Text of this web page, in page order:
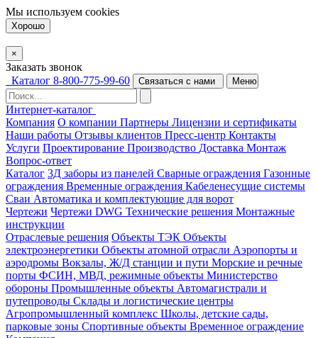
Мы используем cookies
Хорошо
×
Заказать звонок
Каталог 8-800-775-99-60 Связаться с нами Меню
Интернет-каталог
Компания О компании Партнеры Лицензии и сертификаты
Наши работы Отзывы клиентов Пресс-центр Контакты
Услуги Проектирование Производство Доставка Монтаж
Вопрос-ответ
Каталог 3Д заборы из панелей Сварные ограждения Газонные
ограждения Временные ограждения Кабеленесущие системы
Cваи Автоматика и комплектующие для ворот
Чертежи Чертежи DWG Технические решения Монтажные
инструкции
Отраслевые решения Объекты ТЭК Объекты
электроэнергетики Объекты атомной отрасли Аэропорты и
аэродромы Вокзалы, Ж/Д станции и пути Морские и речные
порты ФСИН, МВД, режимные объекты Министерство
обороны Промышленные объекты Автомагистрали и
путепроводы Склады и логистические центры
Агропромышленный комплекс Школы, детские сады,
парковые зоны Спортивные объекты Временное ограждение